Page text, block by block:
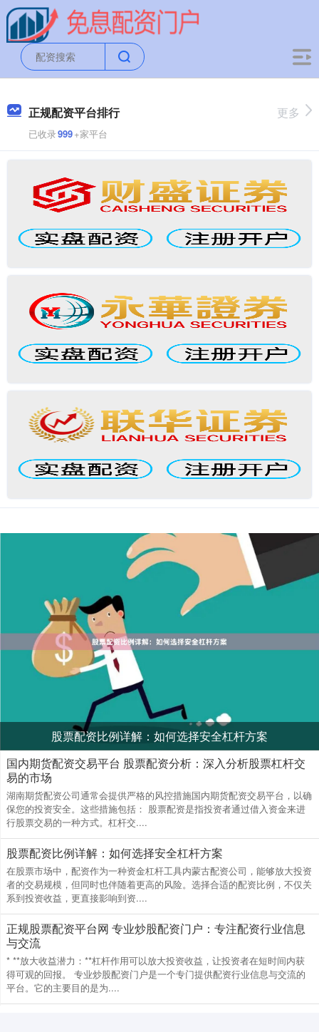
正规配资平台排行
已收录999+家平台
更多
股票配资比例详解：如何选择安全杠杆方案
国内期货配资交易平台 股票配资分析：深入分析股票杠杆交
易的市场
湖南期货配资公司通常会提供严格的风控措施国内期货配资交易平台，以确
保您的投资安全。这些措施包括： 股票配资是指投资者通过借入资金来进
行股票交易的一种方式。杠杆交....
股票配资比例详解：如何选择安全杠杆方案
在股票市场中，配资作为一种资金杠杆工具内蒙古配资公司，能够放大投资
者的交易规模，但同时也伴随着更高的风险。选择合适的配资比例，不仅关
系到投资收益，更直接影响到资....
正规股票配资平台网 专业炒股配资门户：专注配资行业信息
与交流
* **放大收益潜力：**杠杆作用可以放大投资收益，让投资者在短时间内获
得可观的回报。 专业炒股配资门户是一个专门提供配资行业信息与交流的
平台。它的主要目的是为....